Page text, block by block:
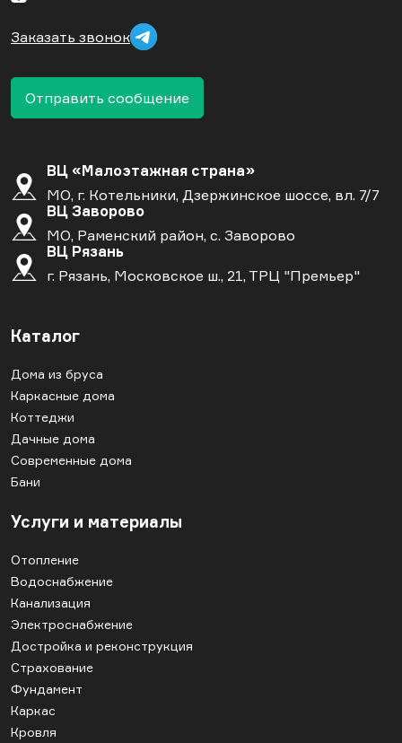
Заказать звонок
Отправить сообщение
ВЦ «Малоэтажная страна»
МО, г. Котельники, Дзержинское шоссе, вл. 7/7
ВЦ Заворово
МО, Раменский район, с. Заворово
ВЦ Рязань
г. Рязань, Московское ш., 21, ТРЦ "Премьер"
Каталог
Дома из бруса
Каркасные дома
Коттеджи
Дачные дома
Современные дома
Бани
Услуги и материалы
Отопление
Водоснабжение
Канализация
Электроснабжение
Достройка и реконструкция
Страхование
Фундамент
Каркас
Кровля